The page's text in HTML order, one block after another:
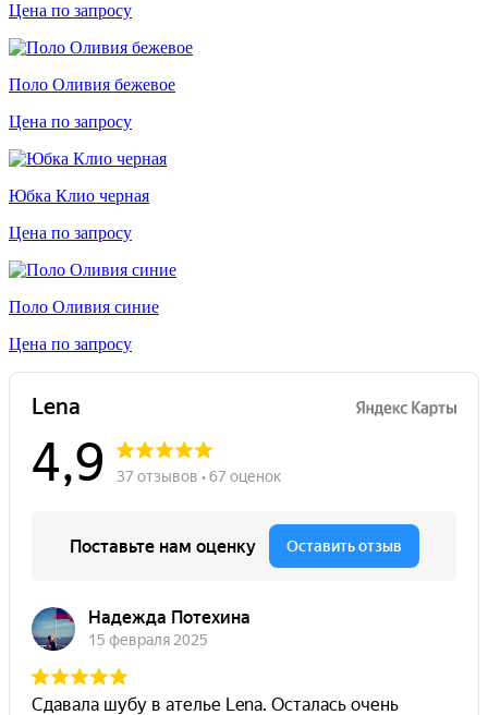
Цена по запросу
Поло Оливия бежевое
Цена по запросу
Юбка Клио черная
Цена по запросу
Поло Оливия синие
Цена по запросу